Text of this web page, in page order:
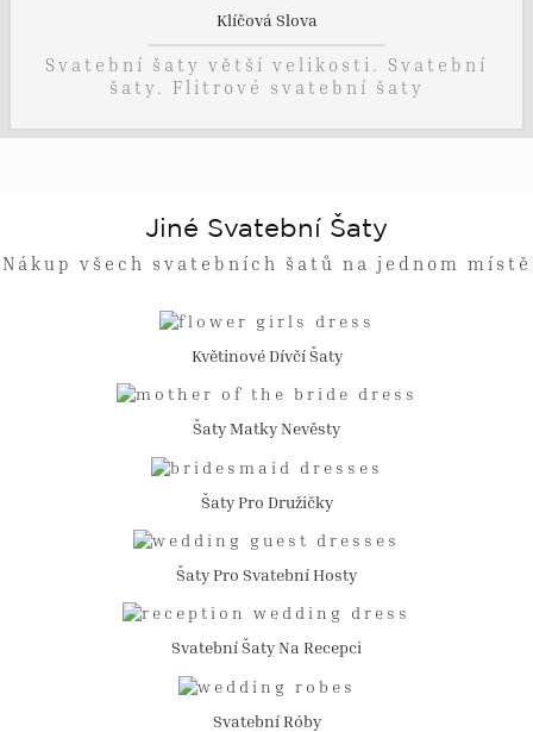
Klíčová Slova
Svatební šaty větší velikosti. Svatební
šaty. Flitrové svatební šaty
Jiné Svatební Šaty
Nákup všech svatebních šatů na jednom místě
Květinové Dívčí Šaty
Šaty Matky Nevěsty
Šaty Pro Družičky
Šaty Pro Svatební Hosty
Svatební Šaty Na Recepci
Svatební Róby